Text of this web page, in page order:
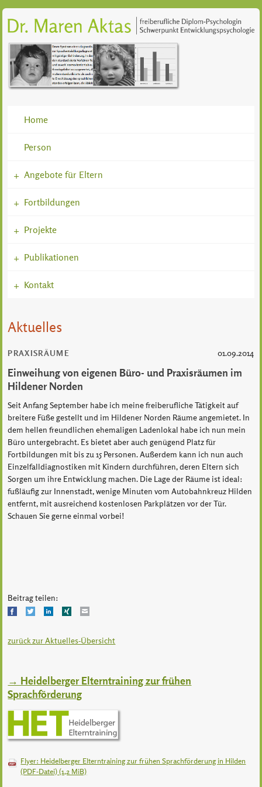
Home
Person
+ Angebote für Eltern
+ Fortbildungen
+ Projekte
+ Publikationen
+ Kontakt
Aktuelles
PRAXISRÄUME 01.09.2014
Einweihung von eigenen Büro- und Praxisräumen im
Hildener Norden
Seit Anfang September habe ich meine freiberufliche Tätigkeit auf
breitere Füße gestellt und im Hildener Norden Räume angemietet. In
dem hellen freundlichen ehemaligen Ladenlokal habe ich nun mein
Büro untergebracht. Es bietet aber auch genügend Platz für
Fortbildungen mit bis zu 15 Personen. Außerdem kann ich nun auch
Einzelfalldiagnostiken mit Kindern durchführen, deren Eltern sich
Sorgen um ihre Entwicklung machen. Die Lage der Räume ist ideal:
fußläufig zur Innenstadt, wenige Minuten vom Autobahnkreuz Hilden
entfernt, mit ausreichend kostenlosen Parkplätzen vor der Tür.
Schauen Sie gerne einmal vorbei!
Beitrag teilen:
Facebook
Twitter LinkedIn
Xing
zurück zur Aktuelles-Übersicht
→ Heidelberger Elterntraining zur frühen
Sprachförderung
Flyer: Heidelberger Elterntraining zur frühen Sprachförderung in Hilden
(PDF-Datei)(1,2 MiB)